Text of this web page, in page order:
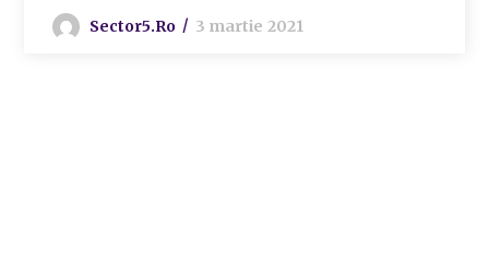
Sector5.ro 3 martie 2021